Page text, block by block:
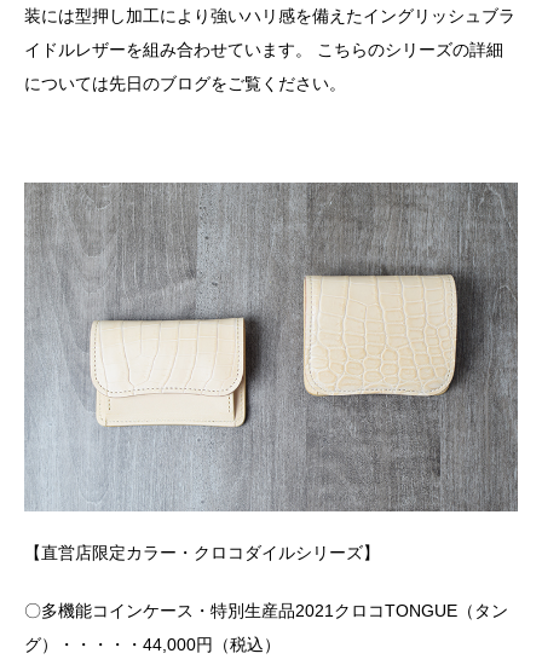
装には型押し加工により強いハリ感を備えたイングリッシュブラ
イドルレザーを組み合わせています。 こちらのシリーズの詳細
については先日のブログをご覧ください。
【直営店限定カラー・クロコダイルシリーズ】
〇多機能コインケース・特別生産品2021クロコTONGUE（タン
グ）・・・・・44,000円（税込）